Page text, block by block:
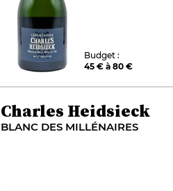
Budget :
45 € à 80 €
Charles Heidsieck
BLANC DES MILLÉNAIRES